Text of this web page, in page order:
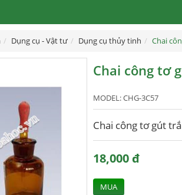
Dụng cụ - Vật tư Dụng cụ thủy tinh Chai
Chai công tơ
MODEL:CHG-3C57
Chai công tơ gút
18,000 đ
MUA